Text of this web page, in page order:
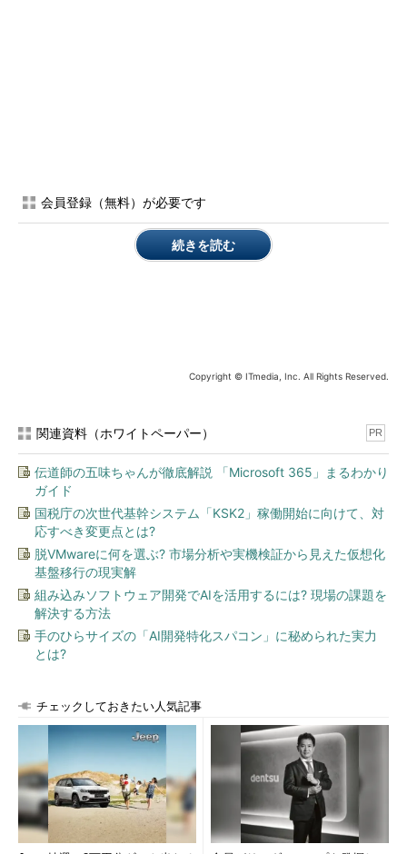
会員登録（無料）が必要です
続きを読む
Copyright © ITmedia, Inc. All Rights Reserved.
関連資料（ホワイトペーパー） PR
伝道師の五味ちゃんが徹底解説 「Microsoft 365」まるわかり
ガイド
国税庁の次世代基幹システム「KSK2」稼働開始に向けて、対
応すべき変更点とは?
脱VMwareに何を選ぶ? 市場分析や実機検証から見えた仮想化
基盤移行の現実解
組み込みソフトウェア開発でAIを活用するには? 現場の課題を
解決する方法
手のひらサイズの「AI開発特化スパコン」に秘められた実力
とは?
チェックしておきたい人気記事